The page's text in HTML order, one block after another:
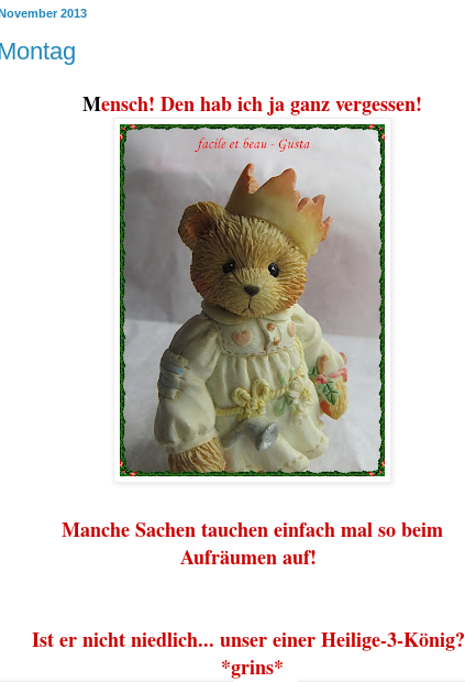
2013
Mensch! Den hab ich ja ganz vergessen!
Manche Sachen tauchen einfach mal so beim
Aufräumen auf!
Ist er nicht niedlich... unser einer Heilige-3-König?
*grins*